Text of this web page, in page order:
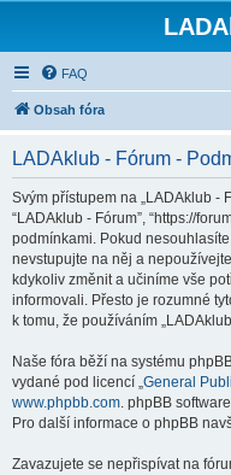
FAQ
Obsah fóra
LADAklub - Fórum -
Svým přístupem na „LADAklub -
“LADAklub - Fórum”, “https://
podmínkami. Pokud
nevstupujte na něj a
kdykoliv změnit a učiníme vše
informovali. Přesto je rozumné
k tomu, že používáním
Naše fóra běží na systému
vydané pod licencí „General
www.phpbb.com. phpBB
Pro další informace o phpBB
Zavazujete se nepřispívat na